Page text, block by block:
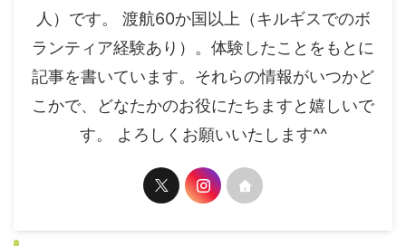
人）です。 渡航60か国以上（キルギスでのボ
ランティア経験あり）。体験したことをもとに
記事を書いています。それらの情報がいつかど
こかで、どなたかのお役にたちますと嬉しいで
す。 よろしくお願いいたします^^